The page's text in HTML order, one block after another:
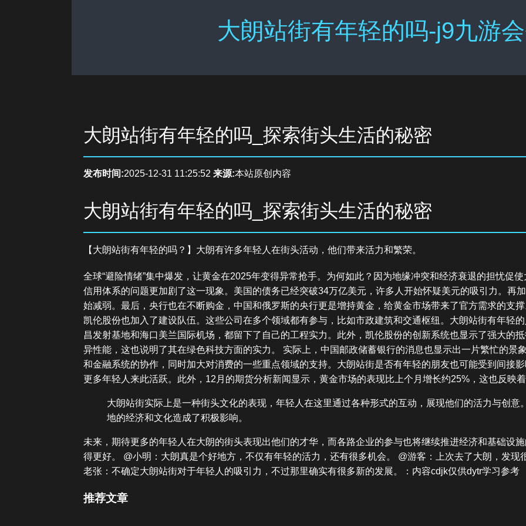
大朗站街有年轻的吗-j9九游
大朗站街有年轻的吗_探索街头生活的秘密
发布时间:2025-12-31 11:25:52 来源:本站原创内容
大朗站街有年轻的吗_探索街头生活的秘密
【大朗站街有年轻的吗？】大朗有许多年轻人在街头活动，他们带来活力和繁荣。
全球“避险情绪”集中爆发，让黄金在2025年变得异常抢手。为何如此？因为地缘冲突和经济衰退的担忧促
信用体系的问题更加剧了这一现象。美国的债务已经突破34万亿美元，许多人开始怀疑美元的吸引力。再
始减弱。最后，央行也在不断购金，中国和俄罗斯的央行更是增持黄金，给黄金市场带来了官方需求的支
凯伦股份也加入了建设队伍。这些公司在多个领域都有参与，比如市政建筑和交通枢纽。大朗站街有年轻
昌发射基地和海口美兰国际机场，都留下了自己的工程实力。此外，凯伦股份的创新系统也显示了强大的
异性能，这也说明了其在绿色科技方面的实力。 实际上，中国邮政储蓄银行的消息也显示出一片繁忙的景
和金融系统的协作，同时加大对消费的一些重点领域的支持。大朗站街是否有年轻的朋友也可能受到间接
更多年轻人来此活跃。此外，12月的期货分析新闻显示，黄金市场的表现比上个月增长约25%，这也反映
大朗站街实际上是一种街头文化的表现，年轻人在这里通过各种形式的互动，展现他们的活力与创意
地的经济和文化造成了积极影响。
未来，期待更多的年轻人在大朗的街头表现出他们的才华，而各路企业的参与也将继续推进经济和基础设
得更好。 @小明：大朗真是个好地方，不仅有年轻的活力，还有很多机会。 @游客：上次去了大朗，发
老张：不确定大朗站街对于年轻人的吸引力，不过那里确实有很多新的发展。：内容cdjk仅供dytr学习参考
推荐文章